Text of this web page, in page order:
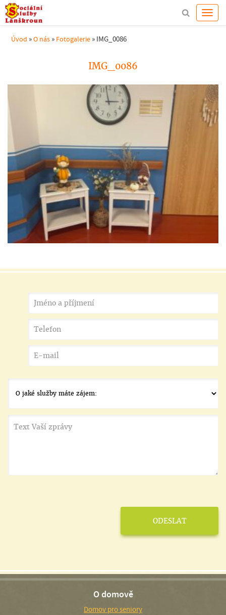
Úvod »O nás » Fotogalerie » IMG_0086
IMG_0086
O domově
Domov pro seniory